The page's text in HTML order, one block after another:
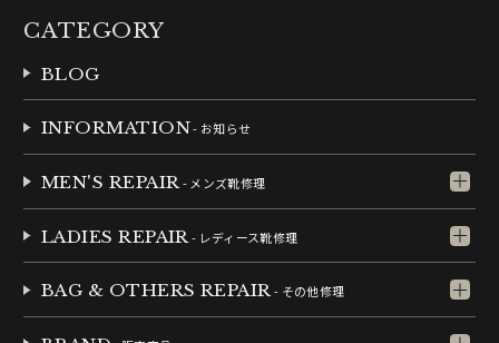
CATEGORY
BLOG
INFORMATION- お知らせ
MEN'S REPAIR- メンズ靴修理
LADIES REPAIR - レディース靴修理
BAG & OTHERS REPAIR- その他修理